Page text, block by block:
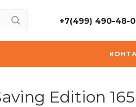
+7(499) 490-48-
Edition